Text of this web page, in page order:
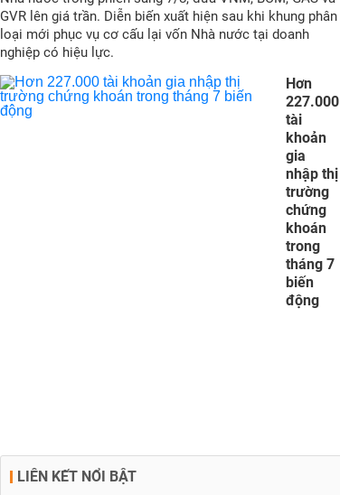
GVR lên giá trần. Diễn biến xuất hiện sau khi khung phân
loại mới phục vụ cơ cấu lại vốn Nhà nước tại doanh
nghiệp có hiệu lực.
Hơn
227.000
tài
khoản
gia
nhập thị
trường
chứng
khoán
trong
tháng 7
biến
động
LIÊN KẾT NỔI BẬT